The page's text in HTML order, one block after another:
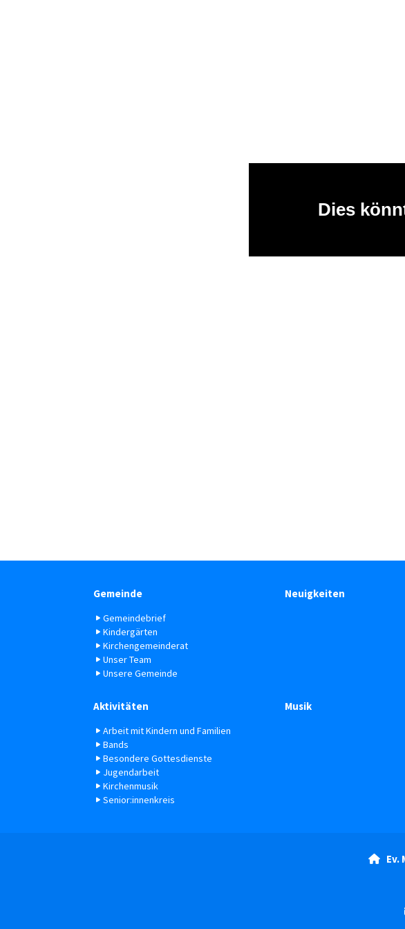
Dies
Gemeinde
Gemeindebrief
Kindergärten
Kirchengemeinderat
Unser Team
Unsere Gemeinde
Neuigkeiten
Aktivitäten
Arbeit mit Kindern und Familien
Bands
Besondere Gottesdienste
Jugendarbeit
Kirchenmusik
Senior:innenkreis
Musik

Ev.